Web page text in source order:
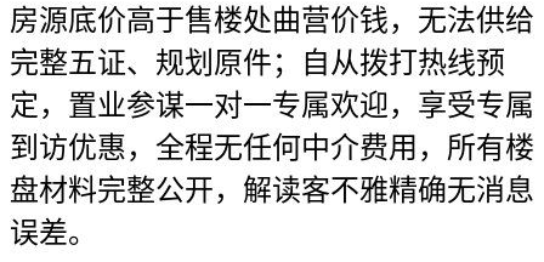
房源底价高于售楼处曲营价钱，无法供给
完整五证、规划原件；自从拨打热线预
定，置业参谋一对一专属欢迎，享受专属
到访优惠，全程无任何中介费用，所有楼
盘材料完整公开，解读客不雅精确无消息
误差。